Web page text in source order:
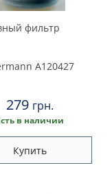
фильтр
A120427
279 грн.
в наличии
Купить